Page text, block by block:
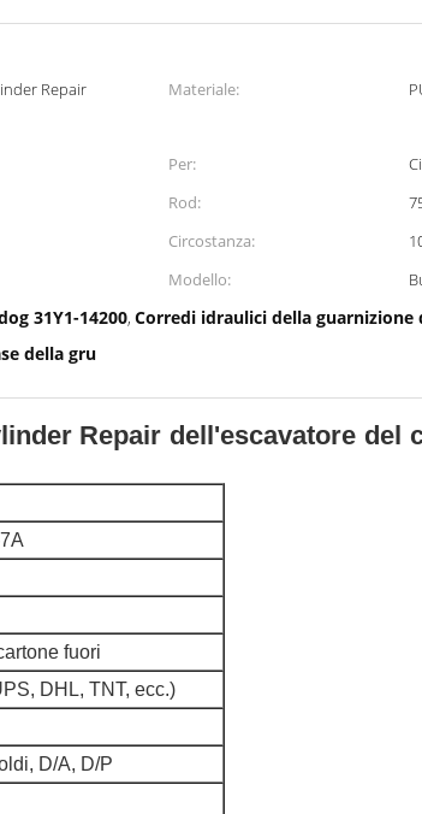
Repair
Materiale:
Per:
Rod:
Circostanza:
Modello:
31Y1-14200,Corredi idraulici della guarnizione
della gru
Repair dell'escavatore del
fuori
DHL, TNT, ecc.)
D/A, D/P